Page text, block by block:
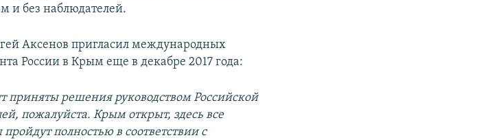
и без наблюдателей.
Аксенов пригласил международных
России в Крым еще в декабре 2017 года:
приняты решения руководством Российской
пожалуйста. Крым открыт, здесь все
полностью в соответствии с